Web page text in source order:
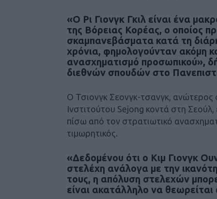
«Ο Ρι Γιονγκ Γκιλ είναι ένα
της Βόρειας Κορέας, ο οποίος
σκαμπανεβάσματα κατά τη
χρόνια, φημολογούνταν ακόμη
ανασχηματισμό προσωπικού»,
διεθνών σπουδών στο
Ο Τσιονγκ Σεονγκ-τσανγκ, ανώτερος
Ινστιτούτου Sejong κοντά στη
πίσω από τον στρατιωτικό
τιμωρητικός.
«Δεδομένου ότι ο Κιμ Γιονγκ
στελέχη ανάλογα με την
τους, η απόλυση στελεχών
είναι ακατάλληλο να